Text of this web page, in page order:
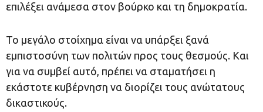
επιλέξει ανάμεσα στον βούρκο και τη δημοκρατία.
Το μεγάλο στοίχημα είναι να υπάρξει ξανά
εμπιστοσύνη των πολιτών προς τους θεσμούς. Και
για να συμβεί αυτό, πρέπει να σταματήσει η
εκάστοτε κυβέρνηση να διορίζει τους ανώτατους
δικαστικούς.